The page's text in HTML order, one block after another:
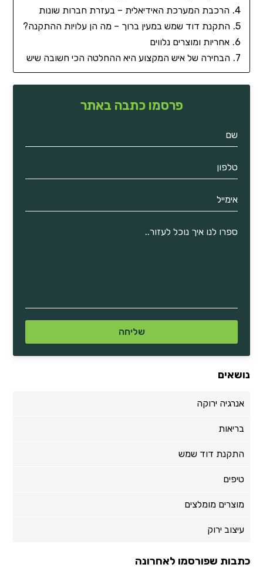
הרכבת המערכת האידיאלית – בעזרת חברות שונות
התקנת דוד שמש במעין ברוך – מה הן עלויות ההתקנה?
אחריות ומוצרים נלווים
הבחירה של איש המקצוע היא ההחלטה הכי חשובה שיש
פרסמו כתבה באתר
נושאים
אנרגיה ירוקה
בריאות
התקנת דוד שמש
טיפים
מוצרים מומלצים
עיצוב ירוק
כתבות שפורסמו לאחרונה